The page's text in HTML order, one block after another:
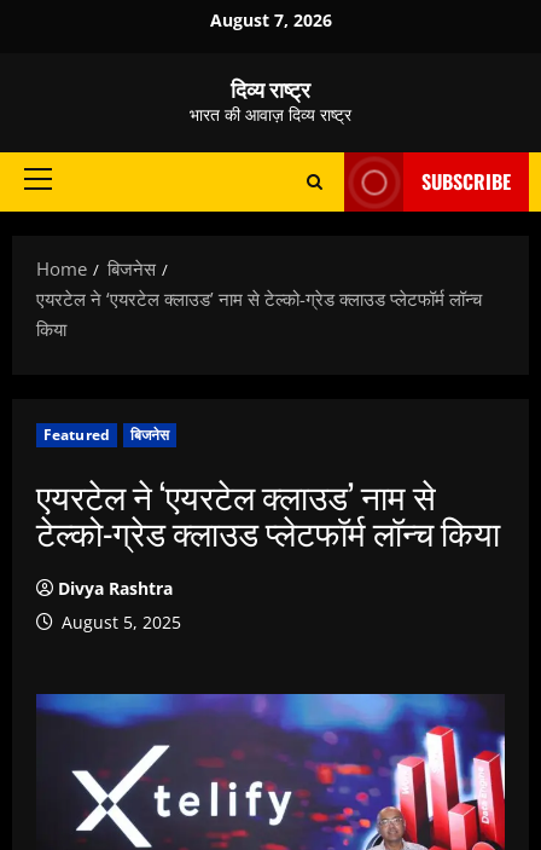
August 7, 2026
दिव्य राष्ट्र
भारत की आवाज़ दिव्य राष्ट्र
Primary
SUBSCRIBE
Home
बिजनेस
एयरटेल ने ‘एयरटेल क्लाउड’ नाम से टेल्को-ग्रेड क्लाउड प्लेटफॉर्म लॉन्च
किया
Featured बिजनेस
एयरटेल ने ‘एयरटेल क्लाउड’ नाम से
टेल्को-ग्रेड क्लाउड प्लेटफॉर्म लॉन्च किया
Divya Rashtra
August 5, 2025